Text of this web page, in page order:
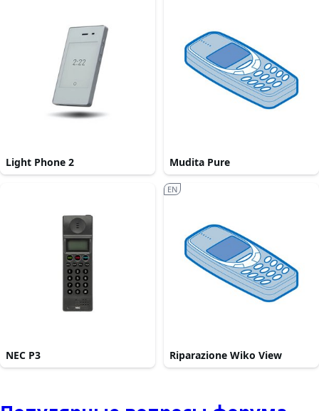
Light Phone 2 Mudita Pure
NEC P3 Riparazione Wiko View
EN